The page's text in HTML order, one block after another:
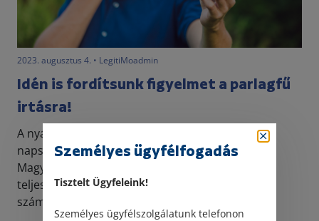
2023. augusztus 4. • LegitiMoadmin
Idén is fordítsunk figyelmet a parlagfű
irtásra!
A nyári időszak sok ember életében a jó idő és a
napsütés mellett az allergiáról is szól.
Magyarországon a parlagfű-allergiások aránya a
teljes lakosság körében 20 százalék felett van, és
számuk év...
Személyes ügyfélfogadás
Tisztelt Ügyfeleink!
Személyes ügyfélszolgálatunk telefonon